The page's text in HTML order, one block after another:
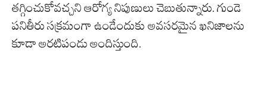
తగ్గించుకోవచ్చని ఆరోగ్య నిపుణులు చెబుతున్నారు. గుండె
పనితీరు సక్రమంగా ఉండేందుకు అవసరమైన ఖనిజాలను
కూడా అరటిపండు అందిస్తుంది.